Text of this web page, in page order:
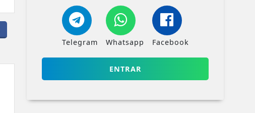
Telegram Whatsapp Facebook
ENTRAR